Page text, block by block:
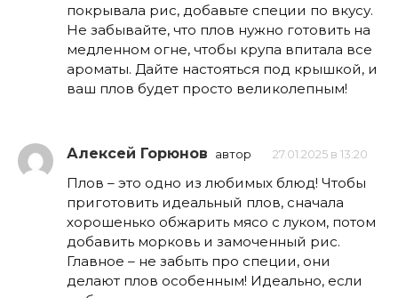
покрывала рис, добавьте специи по вкусу.
Не забывайте, что плов нужно готовить на
медленном огне, чтобы крупа впитала все
ароматы. Дайте настояться под крышкой, и
ваш плов будет просто великолепным!
Алексей Горюнов автор 27.01.2025 в 13:20
Плов – это одно из любимых блюд! Чтобы
приготовить идеальный плов, сначала
хорошенько обжарить мясо с луком, потом
добавить морковь и замоченный рис.
Главное – не забыть про специи, они
делают плов особенным! Идеально, если